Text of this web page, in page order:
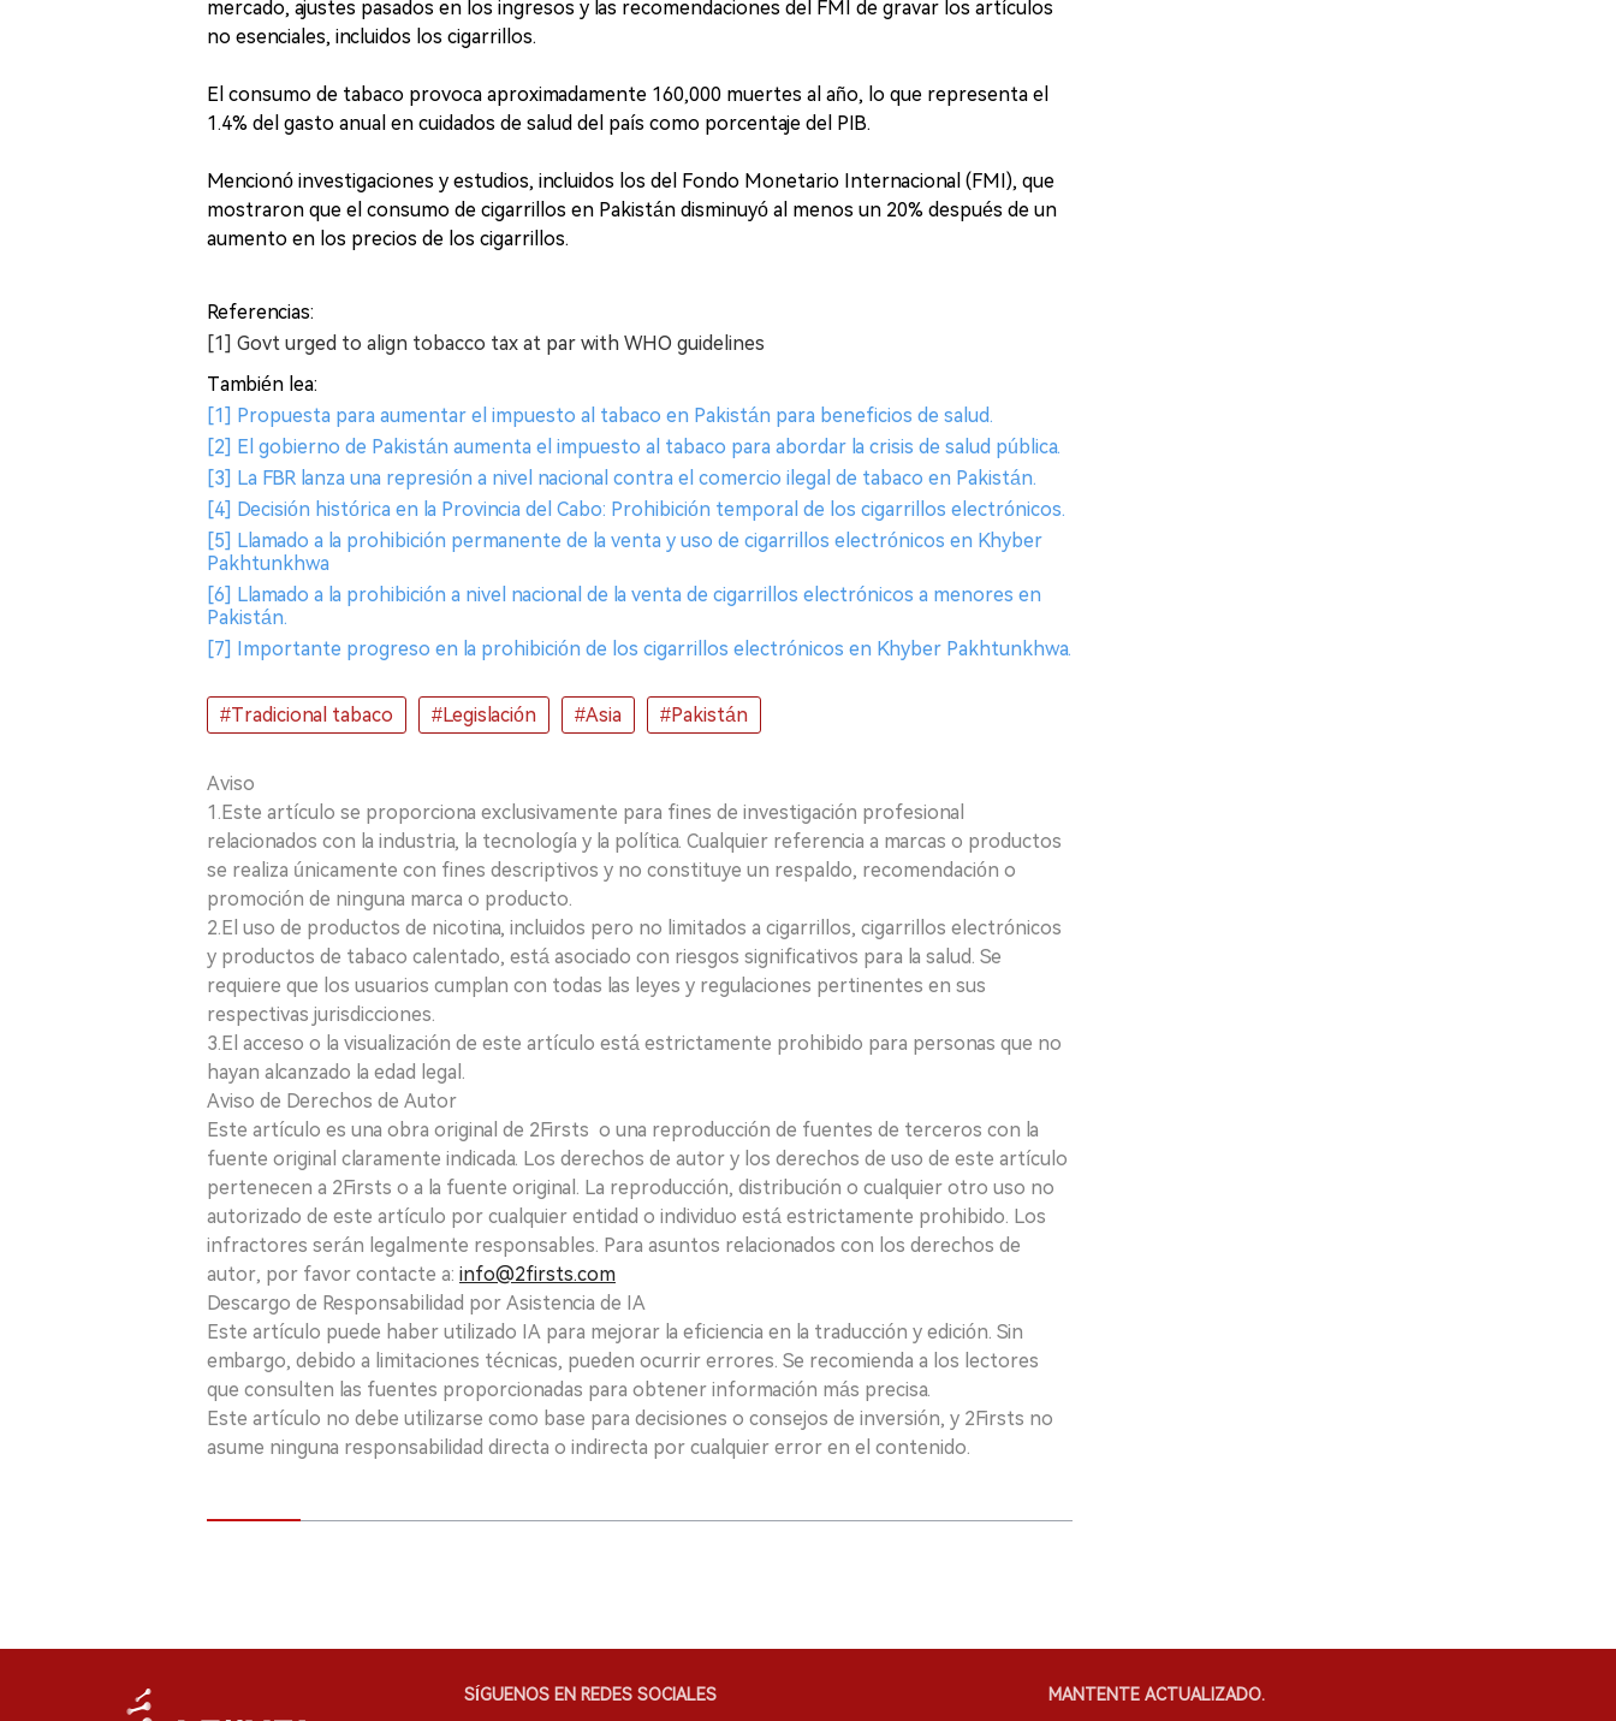
mercado, ajustes pasados en los ingresos y las recomendaciones del FMI de gravar los artículos
no esenciales, incluidos los cigarrillos.
El consumo de tabaco provoca aproximadamente 160,000 muertes al año, lo que representa el
1.4% del gasto anual en cuidados de salud del país como porcentaje del PIB.
Mencionó investigaciones y estudios, incluidos los del Fondo Monetario Internacional (FMI), que
mostraron que el consumo de cigarrillos en Pakistán disminuyó al menos un 20% después de un
aumento en los precios de los cigarrillos.
Referencias:
[1] Govt urged to align tobacco tax at par with WHO guidelines
También lea:
[1] Propuesta para aumentar el impuesto al tabaco en Pakistán para beneficios de salud.
[2] El gobierno de Pakistán aumenta el impuesto al tabaco para abordar la crisis de salud pública.
[3] La FBR lanza una represión a nivel nacional contra el comercio ilegal de tabaco en Pakistán.
[4] Decisión histórica en la Provincia del Cabo: Prohibición temporal de los cigarrillos electrónicos.
[5] Llamado a la prohibición permanente de la venta y uso de cigarrillos electrónicos en Khyber
Pakhtunkhwa
[6] Llamado a la prohibición a nivel nacional de la venta de cigarrillos electrónicos a menores en
Pakistán.
[7] Importante progreso en la prohibición de los cigarrillos electrónicos en Khyber Pakhtunkhwa.
#Tradicional tabaco #Legislación #Asia #Pakistán
Aviso
1.Este artículo se proporciona exclusivamente para fines de investigación profesional
relacionados con la industria, la tecnología y la política. Cualquier referencia a marcas o productos
se realiza únicamente con fines descriptivos y no constituye un respaldo, recomendación o
promoción de ninguna marca o producto.
2.El uso de productos de nicotina, incluidos pero no limitados a cigarrillos, cigarrillos electrónicos
y productos de tabaco calentado, está asociado con riesgos significativos para la salud. Se
requiere que los usuarios cumplan con todas las leyes y regulaciones pertinentes en sus
respectivas jurisdicciones.
3.El acceso o la visualización de este artículo está estrictamente prohibido para personas que no
hayan alcanzado la edad legal.
Aviso de Derechos de Autor
Este artículo es una obra original de 2Firsts o una reproducción de fuentes de terceros con la
fuente original claramente indicada. Los derechos de autor y los derechos de uso de este artículo
pertenecen a 2Firsts o a la fuente original. La reproducción, distribución o cualquier otro uso no
autorizado de este artículo por cualquier entidad o individuo está estrictamente prohibido. Los
infractores serán legalmente responsables. Para asuntos relacionados con los derechos de
autor, por favor contacte a: info@2firsts.com
Descargo de Responsabilidad por Asistencia de IA
Este artículo puede haber utilizado IA para mejorar la eficiencia en la traducción y edición. Sin
embargo, debido a limitaciones técnicas, pueden ocurrir errores. Se recomienda a los lectores
que consulten las fuentes proporcionadas para obtener información más precisa.
Este artículo no debe utilizarse como base para decisiones o consejos de inversión, y 2Firsts no
asume ninguna responsabilidad directa o indirecta por cualquier error en el contenido.
SÍGUENOS EN REDES SOCIALES MANTENTE ACTUALIZADO.